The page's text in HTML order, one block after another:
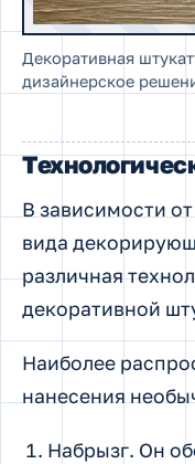
Декоративная
дизайнерское
В зависимости
вида
различная
декоративной
Наиболее
нанесения
Набрызг. Он